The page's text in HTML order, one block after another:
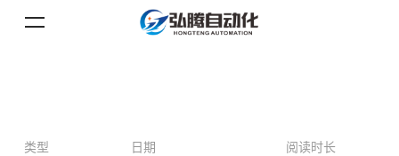
类型 日期 阅读时长